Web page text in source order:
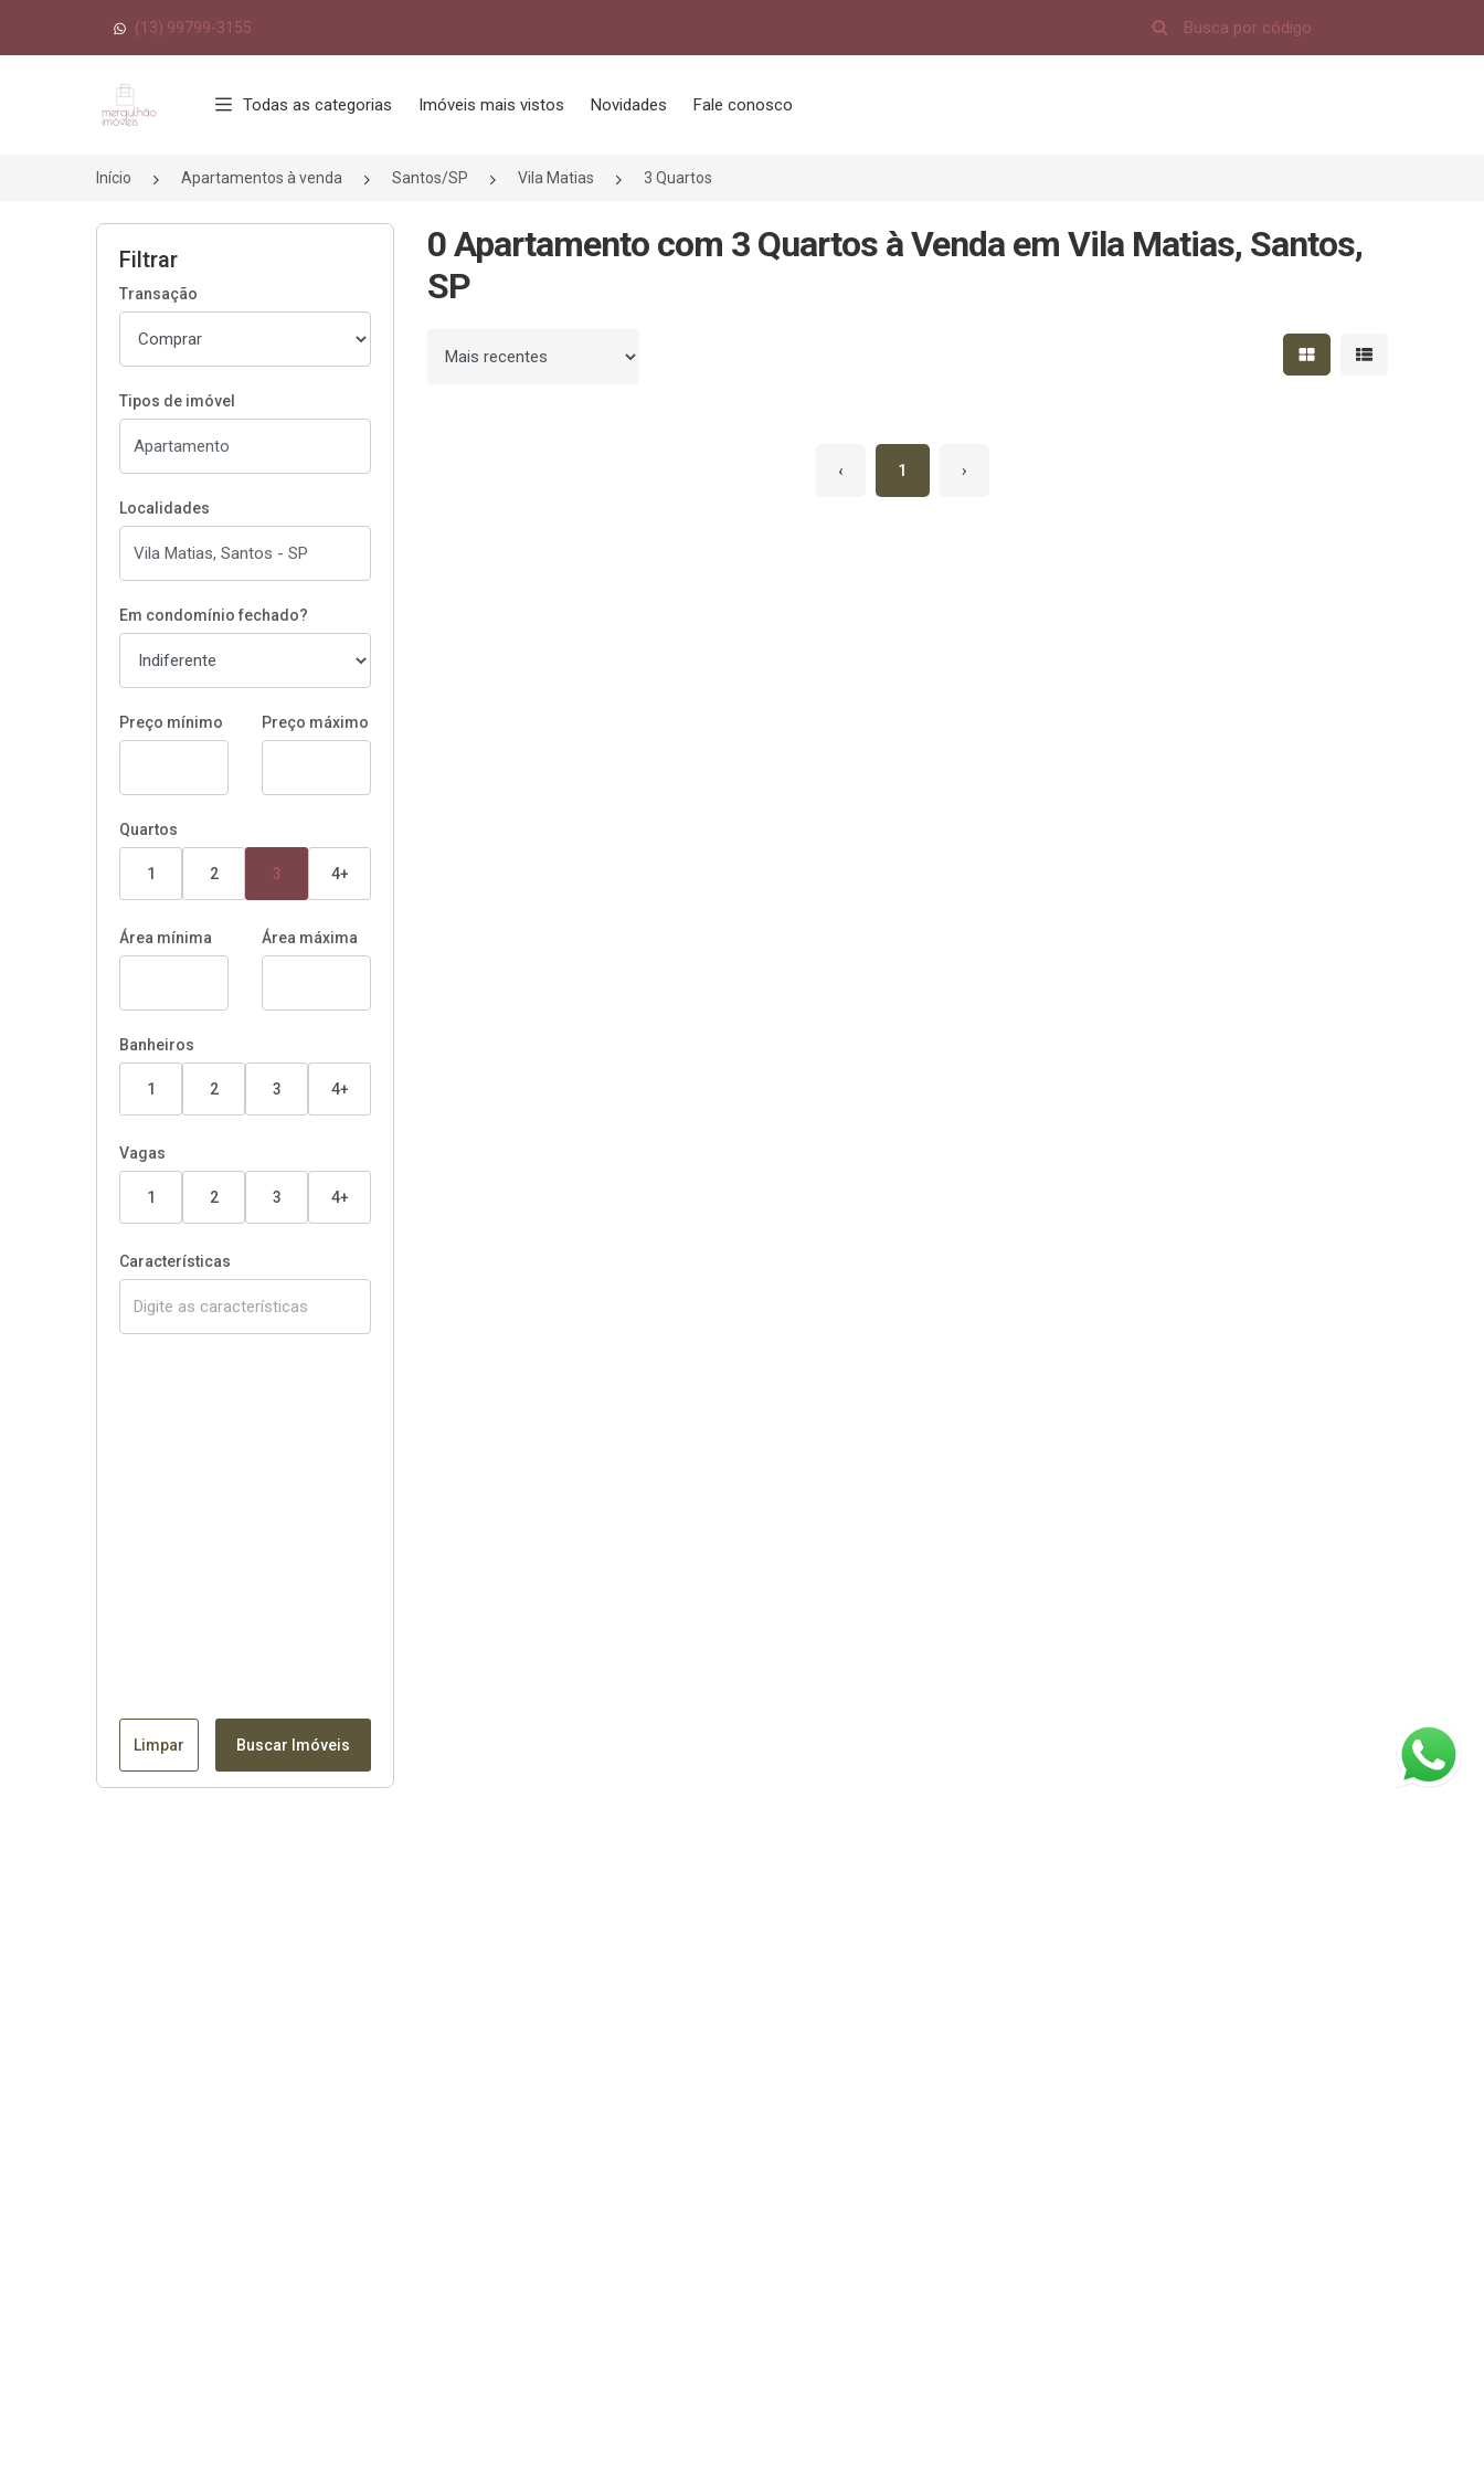
(13) 99799-3155
Página inicial
Todas as categorias Imóveis mais vistos Novidades Fale conosco
Início Apartamentos à venda Santos/SP Vila Matias 3 Quartos
Filtrar
Transação
Tipos de imóvel
Localidades
Em condomínio fechado?
Preço mínimo Preço máximo
Quartos
1 2 3 4+
Área mínima Área máxima
Banheiros
1 2 3 4+
Vagas
1 2 3 4+
Características
Limpar Buscar Imóveis
0 Apartamento com 3 Quartos à Venda em Vila Matias, Santos,
SP
Ordenar por Mostrar resultados em
Mostrar
‹ 1 ›